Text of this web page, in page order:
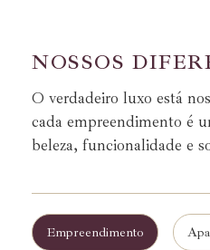
NOSSOS DIFER
O verdadeiro luxo está
cada empreendimento é
beleza, funcionalidade e
Empreendimento